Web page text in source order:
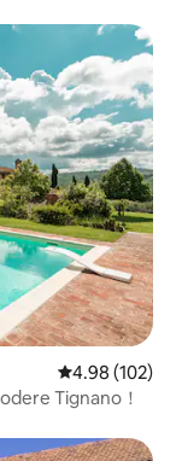
レビュー102
4.98 (102)
Tignano！